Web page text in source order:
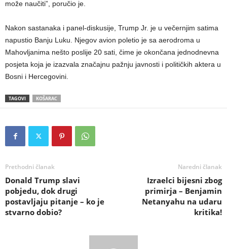
može naučiti”, poručio je.
Nakon sastanaka i panel-diskusije, Trump Jr. je u večernjim satima
napustio Banju Luku. Njegov avion poletio je sa aerodroma u
Mahovljanima nešto poslije 20 sati, čime je okončana jednodnevna
posjeta koja je izazvala značajnu pažnju javnosti i političkih aktera u
Bosni i Hercegovini.
TAGOVI KOŠARAC
Prethodni članak
Donald Trump slavi
pobjedu, dok drugi
postavljaju pitanje – ko je
stvarno dobio?
Naredni članak
Izraelci bijesni zbog
primirja – Benjamin
Netanyahu na udaru
kritika!